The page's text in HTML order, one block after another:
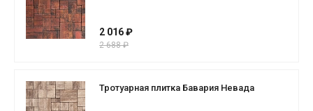
2 016 ₽
2 688 ₽
Тротуарная плитка Бавария Невада